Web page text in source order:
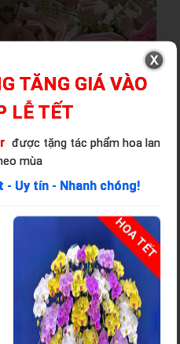
TĂNG GIÁ VÀO
LỄ TẾT
được tặng tác phẩm hoa lan
mùa
- Uy tín - Nhanh chóng!
HOA TẾT